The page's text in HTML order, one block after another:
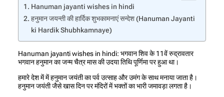
Hanuman jayanti wishes in hindi
हनुमान जयन्ती की हार्दिक शुभकामनाएं सन्देश (Hanuman Jayanti
ki Hardik Shubhkamnaye)
Hanuman jayanti wishes in hindi: भगवान शिव के 11वें रुद्रावतार
भगवान हनुमान का जन्म चैत्र मास की उदया तिथि पूर्णिमा पर हुआ था।
हमारे देश में में हनुमान जयंती का पर्व उत्साह और उमंग के साथ मनाया जाता है।
हनुमान जयंती जैसे खास दिन पर मंदिरों में भक्तों का भारी जमावड़ा लगता है।